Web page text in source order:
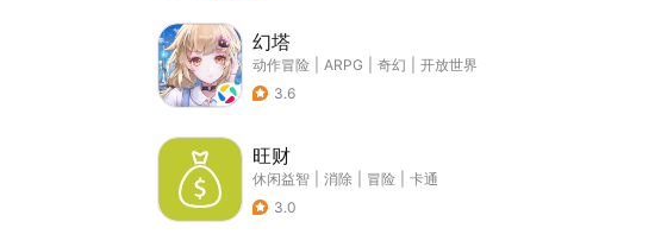
幻塔
动作冒险 ARPG 奇幻
开放世界
3.6
旺财
休闲益智 消除 冒险
卡通
3.0